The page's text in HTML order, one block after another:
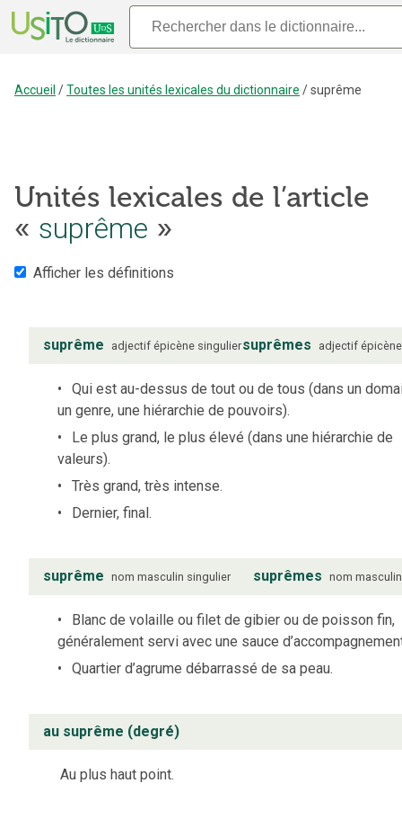
Accueil /Toutes les unités lexicales du dictionnaire /suprême
Unités lexicales de l’article
« suprême »
Afficher les définitions
suprême adjectif épicène singuliersuprêmes adjectif épicène
Qui est au-dessus de tout ou de tous (dans un
un genre, une hiérarchie de pouvoirs).
Le plus grand, le plus élevé (dans une hiérarchie de
valeurs).
Très grand, très intense.
Dernier, final.
suprême nom masculin singulier suprêmes nom masculin
Blanc de volaille ou filet de gibier ou de poisson fin,
généralement servi avec une sauce
Quartier d’agrume débarrassé de sa peau.
au suprême (degré)
Au plus haut point.